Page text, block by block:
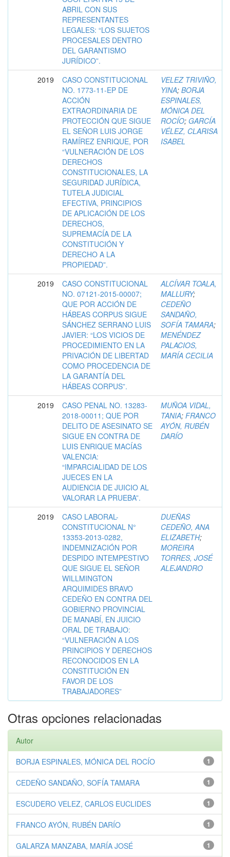
ABRIL CON SUS
REPRESENTANTES
LEGALES: “LOS SUJETOS
PROCESALES DENTRO
DEL GARANTISMO
JURÍDICO”.
2019
CASO CONSTITUCIONAL
NO. 1773-11-EP DE
ACCIÓN
EXTRAORDINARIA DE
PROTECCIÓN QUE SIGUE
EL SEÑOR LUIS JORGE
RAMÍREZ ENRIQUE, POR
“VULNERACIÓN DE LOS
DERECHOS
CONSTITUCIONALES, LA
SEGURIDAD JURÍDICA,
TUTELA JUDICIAL
EFECTIVA, PRINCIPIOS
DE APLICACIÓN DE LOS
DERECHOS,
SUPREMACÍA DE LA
CONSTITUCIÓN Y
DERECHO A LA
PROPIEDAD”.
VELEZ TRIVIÑO,
YINA; BORJA
ESPINALES,
MÓNICA DEL
ROCÍO; GARCÍA
VÉLEZ, CLARISA
ISABEL
2019
CASO CONSTITUCIONAL
NO. 07121-2015-00007;
QUE POR ACCIÓN DE
HÁBEAS CORPUS SIGUE
SÁNCHEZ SERRANO LUIS
JAVIER: “LOS VICIOS DE
PROCEDIMIENTO EN LA
PRIVACIÓN DE LIBERTAD
COMO PROCEDENCIA DE
LA GARANTÍA DEL
HÁBEAS CORPUS”.
ALCÍVAR TOALA,
MALLURY;
CEDEÑO
SANDAÑO,
SOFÍA TAMARA;
MENÉNDEZ
PALACIOS,
MARÍA CECILIA
2019
CASO PENAL NO. 13283-
2018-00011; QUE POR
DELITO DE ASESINATO SE
SIGUE EN CONTRA DE
LUIS ENRIQUE MACÍAS
VALENCIA:
“IMPARCIALIDAD DE LOS
JUECES EN LA
AUDIENCIA DE JUICIO AL
VALORAR LA PRUEBA”.
MUÑOA VIDAL,
TANIA; FRANCO
AYÓN, RUBÉN
DARÍO
2019
CASO LABORAL-
CONSTITUCIONAL N°
13353-2013-0282,
INDEMNIZACIÓN POR
DESPIDO INTEMPESTIVO
QUE SIGUE EL SEÑOR
WILLMINGTON
ARQUIMIDES BRAVO
CEDEÑO EN CONTRA DEL
GOBIERNO PROVINCIAL
DE MANABÍ, EN JUICIO
ORAL DE TRABAJO:
“VULNERACIÓN A LOS
PRINCIPIOS Y DERECHOS
RECONOCIDOS EN LA
CONSTITUCIÓN EN
FAVOR DE LOS
TRABAJADORES”
DUEÑAS
CEDEÑO, ANA
ELIZABETH;
MOREIRA
TORRES, JOSÉ
ALEJANDRO
Otras opciones relacionadas
Autor
1
BORJA ESPINALES, MÓNICA DEL ROCÍO
1
CEDEÑO SANDAÑO, SOFÍA TAMARA
1
ESCUDERO VELEZ, CARLOS EUCLIDES
1
FRANCO AYÓN, RUBÉN DARÍO
1
GALARZA MANZABA, MARÍA JOSÉ